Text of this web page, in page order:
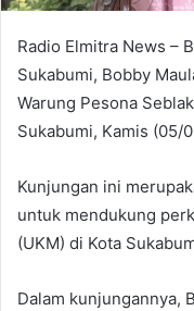
Radio Elmitra News –
Sukabumi, Bobby
Warung Pesona
Sukabumi, Kamis (05/
Kunjungan ini
untuk mendukung
(UKM) di Kota
Dalam kunjungannya,